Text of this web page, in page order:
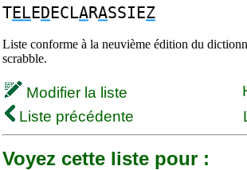
TELEDECLARASSIEZ
Liste conforme à la neuvième édition du
scrabble.
Modifier la liste
Liste précédente
Voyez cette liste pour :